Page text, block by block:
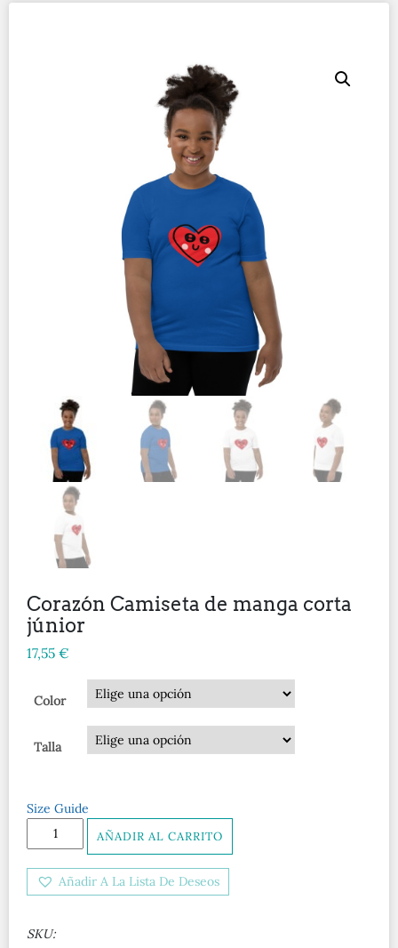
Corazón Camiseta de manga corta
júnior
17,55 €
Color
Talla
Size Guide
Corazón
Camiseta
manga
corta
cantidad
AÑADIR AL CARRITO
Añadir A La Lista De Deseos
SKU: